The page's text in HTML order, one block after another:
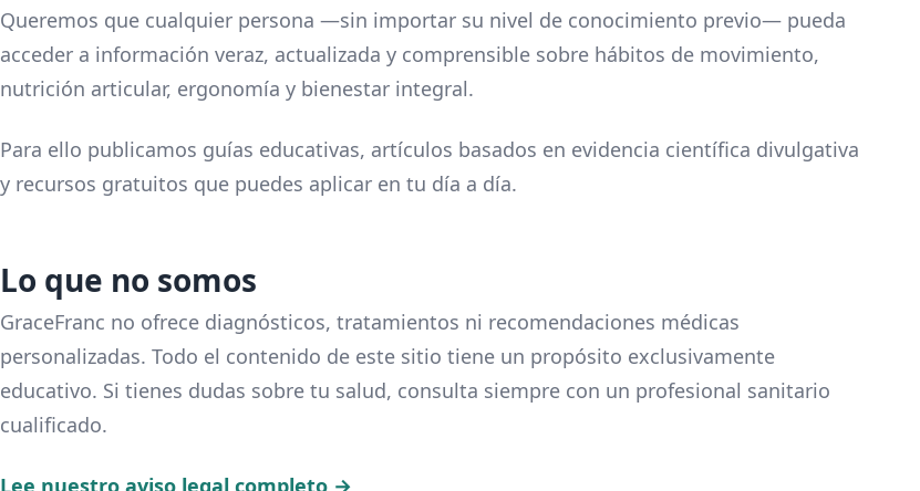
Queremos que cualquier persona —sin importar su nivel de conocimiento previo— pueda
acceder a información veraz, actualizada y comprensible sobre hábitos de movimiento,
nutrición articular, ergonomía y bienestar integral.
Para ello publicamos guías educativas, artículos basados en evidencia científica divulgativa
y recursos gratuitos que puedes aplicar en tu día a día.
Lo que no somos
GraceFranc no ofrece diagnósticos, tratamientos ni recomendaciones médicas
personalizadas. Todo el contenido de este sitio tiene un propósito exclusivamente
educativo. Si tienes dudas sobre tu salud, consulta siempre con un profesional sanitario
cualificado.
Lee nuestro aviso legal completo →